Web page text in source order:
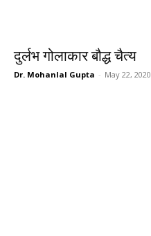
दुर्लभ गोलाकार बौद्ध चैत्य
Dr. Mohanlal Gupta - May 22, 2020